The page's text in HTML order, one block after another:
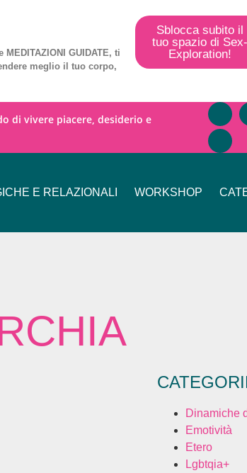
MEDITAZIONI GUIDATE, ti
meglio il tuo corpo,
Sblocca subito il
tuo spazio di Sex-
Exploration!
di vivere piacere, desiderio e
E RELAZIONALI WORKSHOP
Dinamiche
Emotività
Etero
Lgbtqia+